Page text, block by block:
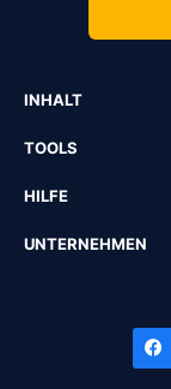
INHALT
TOOLS
HILFE
UNTERNEHMEN